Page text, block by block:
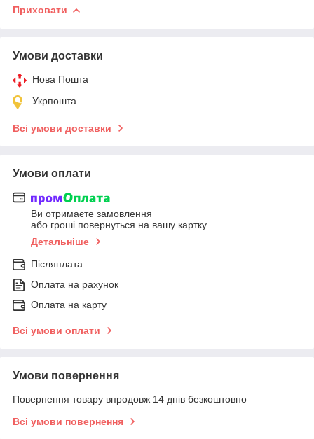
Приховати
Умови доставки
Нова Пошта
Укрпошта
Всі умови доставки
Умови оплати
Ви отримаєте замовлення
або гроші повернуться на вашу картку
Детальніше
Післяплата
Оплата на рахунок
Оплата на карту
Всі умови оплати
Умови повернення
Повернення товару впродовж 14 днів безкоштовно
Всі умови повернення